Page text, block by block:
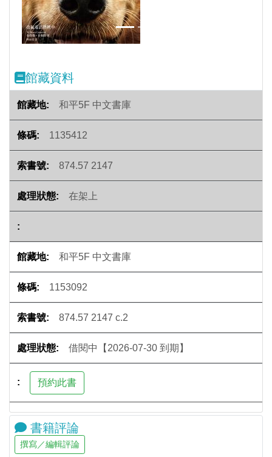
館藏資料
和平5F 中文書庫
1135412
874.57 2147
在架上
和平5F 中文書庫
1153092
874.57 2147 c.2
借閱中【2026-07-30 到期】
書籍評論